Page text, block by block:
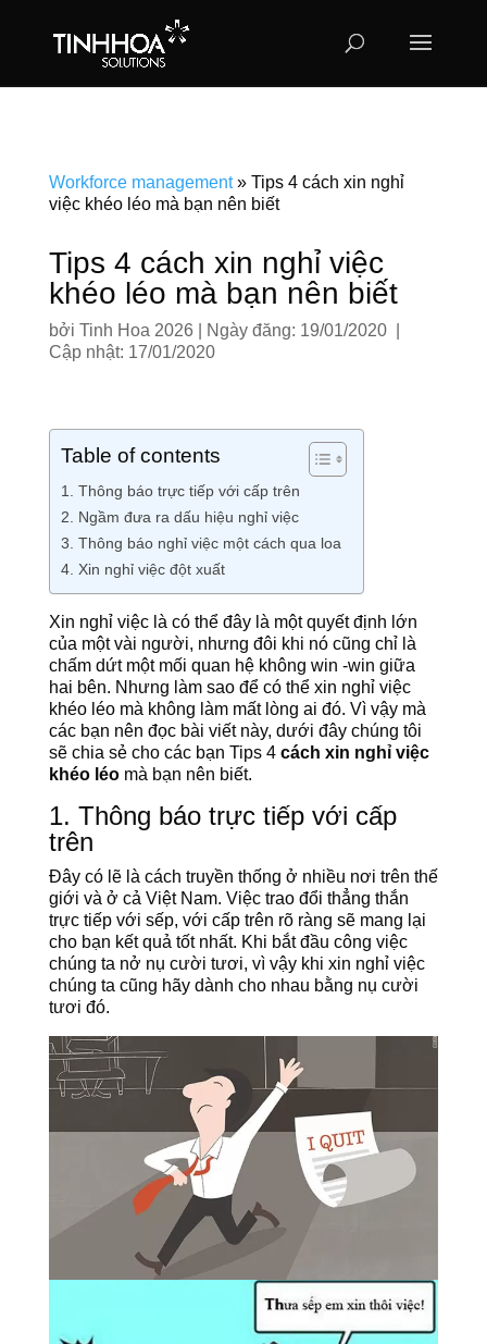
Workforce management» Tips 4 cách xin nghỉ
việc khéo léo mà bạn nên biết
Tips 4 cách xin nghỉ việc
khéo léo mà bạn nên biết
bởi Tinh Hoa 2026
Ngày đăng: 19/01/2020 |
Cập nhật: 17/01/2020
Table of contents
1. Thông báo trực tiếp với cấp trên
2. Ngầm đưa ra dấu hiệu nghỉ việc
3. Thông báo nghỉ việc một cách qua loa
4. Xin nghỉ việc đột xuất
Xin nghỉ việc là có thể đây là một quyết định lớn
của một vài người, nhưng đôi khi nó cũng chỉ là
chấm dứt một mối quan hệ không win -win giữa
hai bên. Nhưng làm sao để có thể xin nghỉ việc
khéo léo mà không làm mất lòng ai đó. Vì vậy mà
các bạn nên đọc bài viết này, dưới đây chúng tôi
sẽ chia sẻ cho các bạn Tips 4 cách xin nghỉ việc
khéo léomà bạn nên biết.
1. Thông báo trực tiếp với cấp
trên
Đây có lẽ là cách truyền thống ở nhiều nơi trên thế
giới và ở cả Việt Nam. Việc trao đổi thẳng thắn
trực tiếp với sếp, với cấp trên rõ ràng sẽ mang lại
cho bạn kết quả tốt nhất. Khi bắt đầu công việc
chúng ta nở nụ cười tươi, vì vậy khi xin nghỉ việc
chúng ta cũng hãy dành cho nhau bằng nụ cười
tươi đó.